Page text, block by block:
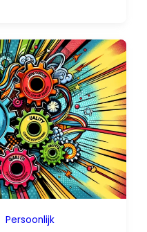
Persoonlijk